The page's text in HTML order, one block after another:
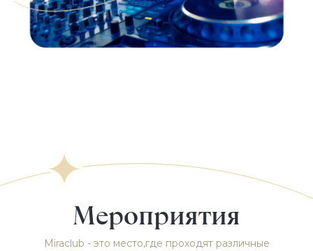
Мероприятия
Miraclub - это место,где проходят различные